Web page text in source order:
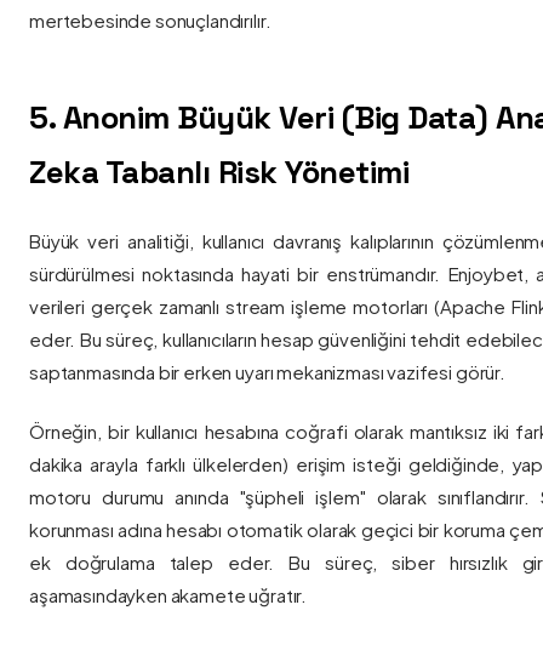
mertebesinde sonuçlandırılır.
5. Anonim Büyük Veri (Big Data)
Zeka Tabanlı Risk Yönetimi
Büyük veri analitiği, kullanıcı davranış kalıplarının
sürdürülmesi noktasında hayati bir enstrümandır. Enjoybet,
verileri gerçek zamanlı stream işleme motorları (Apache Flink
eder. Bu süreç, kullanıcıların hesap güvenliğini tehdit
saptanmasında bir erken uyarı mekanizması vazifesi görür.
Örneğin, bir kullanıcı hesabına coğrafi olarak mantıksız iki
dakika arayla farklı ülkelerden) erişim isteği geldiğinde,
motoru durumu anında "şüpheli işlem" olarak sınıflandırır.
korunması adına hesabı otomatik olarak geçici bir koruma
ek doğrulama talep eder. Bu süreç, siber hırsızlık
aşamasındayken akamete uğratır.